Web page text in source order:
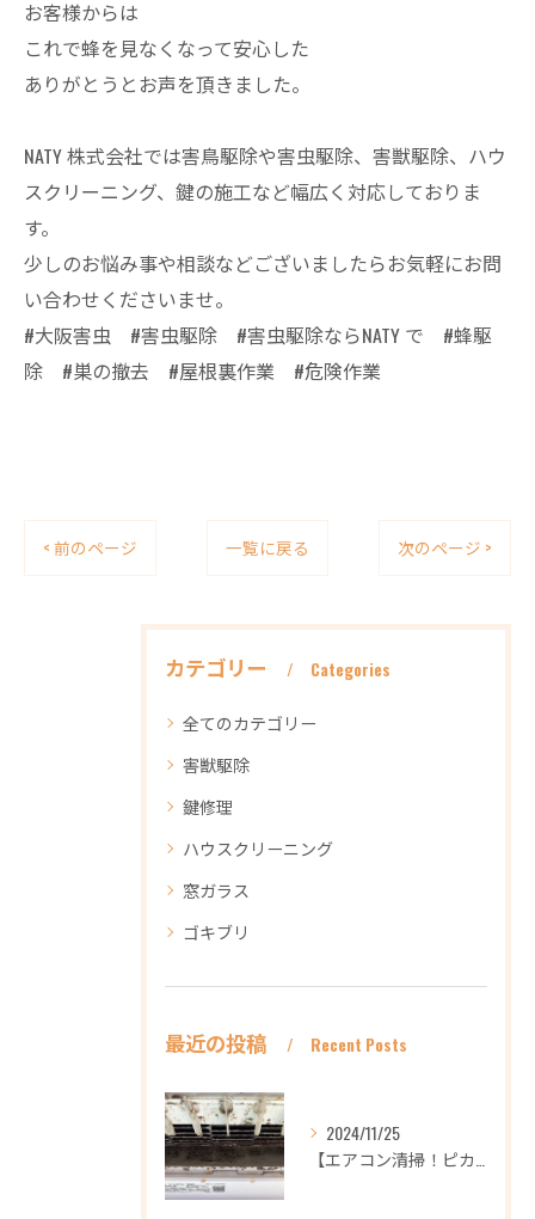
お客様からは
これで蜂を見なくなって安心した
ありがとうとお声を頂きました。
NATY 株式会社では害鳥駆除や害虫駆除、害獣駆除、ハウ
スクリーニング、鍵の施工など幅広く対応しておりま
す。
少しのお悩み事や相談などございましたらお気軽にお問
い合わせくださいませ。
#大阪害虫 #害虫駆除 #害虫駆除ならNATY で #蜂駆
除 #巣の撤去 #屋根裏作業 #危険作業
< 前のページ 一覧に戻る 次のページ >
カテゴリー Categories
全てのカテゴリー
害獣駆除
鍵修理
ハウスクリーニング
窓ガラス
ゴキブリ
最近の投稿 Recent Posts
2024/11/25